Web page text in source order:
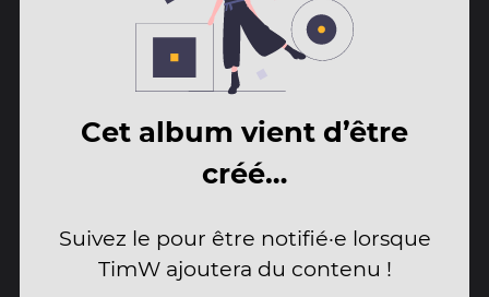
Cet album vient d’être
créé…
Suivez le pour être notifié·e lorsque
TimW ajoutera du contenu !